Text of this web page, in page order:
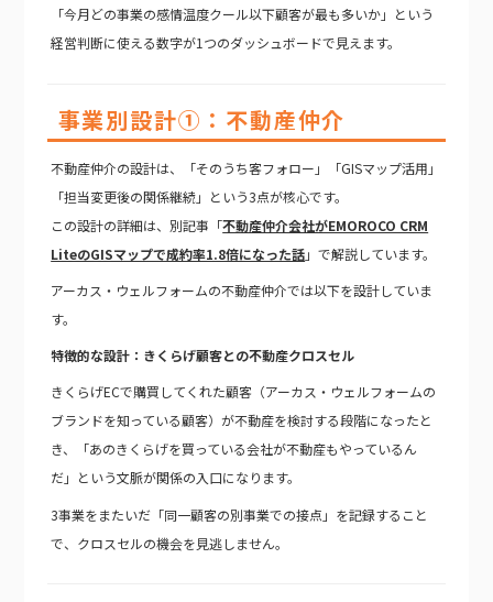
「今月どの事業の感情温度クール以下顧客が最も多いか」という
経営判断に使える数字が1つのダッシュボードで見えます。
事業別設計①：不動産仲介
不動産仲介の設計は、「そのうち客フォロー」「GISマップ活用」
「担当変更後の関係継続」という3点が核心です。
この設計の詳細は、別記事「不動産仲介会社がEMOROCO CRM
LiteのGISマップで成約率1.8倍になった話」で解説しています。
アーカス・ウェルフォームの不動産仲介では以下を設計していま
す。
特徴的な設計：きくらげ顧客との不動産クロスセル
きくらげECで購買してくれた顧客（アーカス・ウェルフォームの
ブランドを知っている顧客）が不動産を検討する段階になったと
き、「あのきくらげを買っている会社が不動産もやっているん
だ」という文脈が関係の入口になります。
3事業をまたいだ「同一顧客の別事業での接点」を記録すること
で、クロスセルの機会を見逃しません。